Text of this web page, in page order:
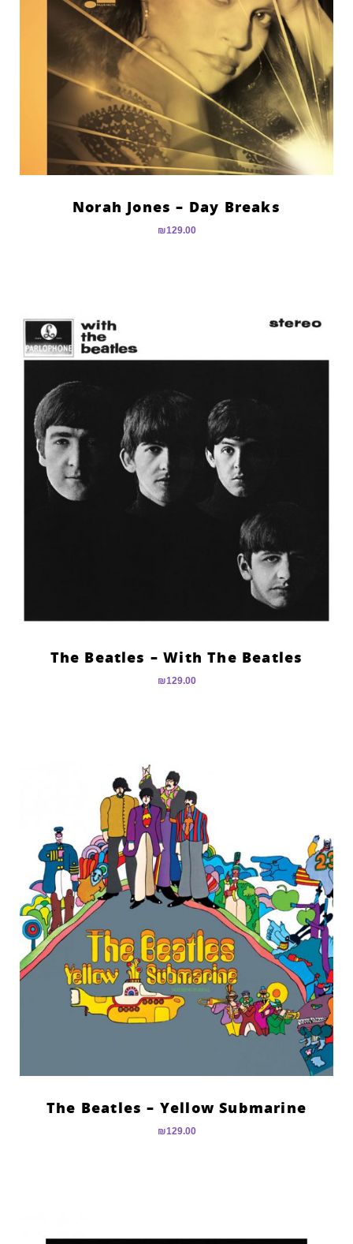
Norah Jones – Day Breaks
₪129.00
The Beatles – With The Beatles
₪129.00
The Beatles – Yellow Submarine
₪129.00